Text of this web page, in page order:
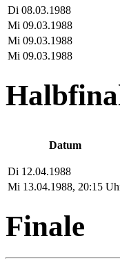
Di 08.03.1988
Mi 09.03.1988
Mi 09.03.1988
Mi 09.03.1988
Datum
Di 12.04.1988
Mi 13.04.1988, 20:15
Finale